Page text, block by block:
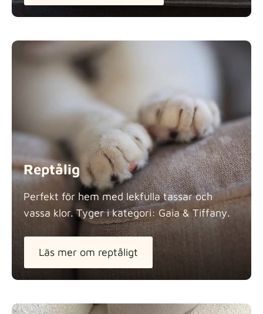
Reptålig
Perfekt för hem med lekfulla tassar och
vassa klor. Tyger i kategori: Gaia & Tiffany.
Läs mer om reptåligt